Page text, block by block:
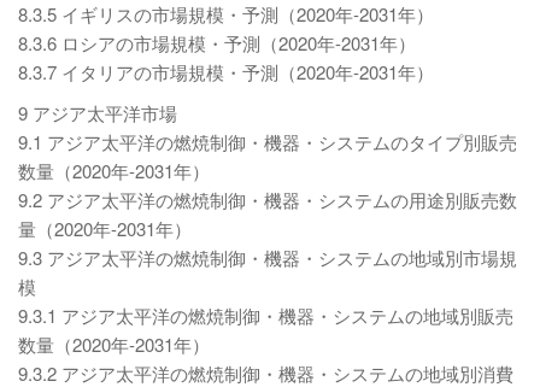
8.3.5 イギリスの市場規模・予測（2020年-2031年）
8.3.6 ロシアの市場規模・予測（2020年-2031年）
8.3.7 イタリアの市場規模・予測（2020年-2031年）
9 アジア太平洋市場
9.1 アジア太平洋の燃焼制御・機器・システムのタイプ別販売
数量（2020年-2031年）
9.2 アジア太平洋の燃焼制御・機器・システムの用途別販売数
量（2020年-2031年）
9.3 アジア太平洋の燃焼制御・機器・システムの地域別市場規
模
9.3.1 アジア太平洋の燃焼制御・機器・システムの地域別販売
数量（2020年-2031年）
9.3.2 アジア太平洋の燃焼制御・機器・システムの地域別消費